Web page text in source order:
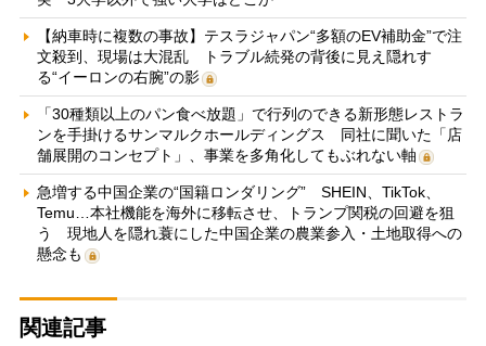
【納車時に複数の事故】テスラジャパン“多額のEV補助金”で注
文殺到、現場は大混乱 トラブル続発の背後に見え隠れす
る“イーロンの右腕”の影
「30種類以上のパン食べ放題」で行列のできる新形態レストラ
ンを手掛けるサンマルクホールディングス 同社に聞いた「店
舗展開のコンセプト」、事業を多角化してもぶれない軸
急増する中国企業の“国籍ロンダリング” SHEIN、TikTok、
Temu…本社機能を海外に移転させ、トランプ関税の回避を狙
う 現地人を隠れ蓑にした中国企業の農業参入・土地取得への
懸念も
関連記事